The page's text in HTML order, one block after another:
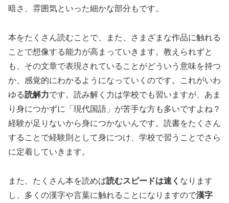
暗さ、雰囲気といった細かな部分もです。
本をたくさん読むことで、また、さまざまな作品に触れる
ことで想像する能力が高まっていきます。教えられずと
も、その文章で表現されていることがどういう意味を持つ
か、感覚的にわかるようになっていくのです。これがいわ
ゆる読解力です。読み解く力は学校でも習いますが、あま
り身につかずに「現代国語」が苦手な方も多いですよね？
経験が足りないから身につかないんです。読書をたくさん
することで経験則として身につけ、学校で習うことでさら
に定着していきます。
また、たくさん本を読めば読むスピードは速く なります
し、多くの漢字や言葉に触れることになりますので漢字